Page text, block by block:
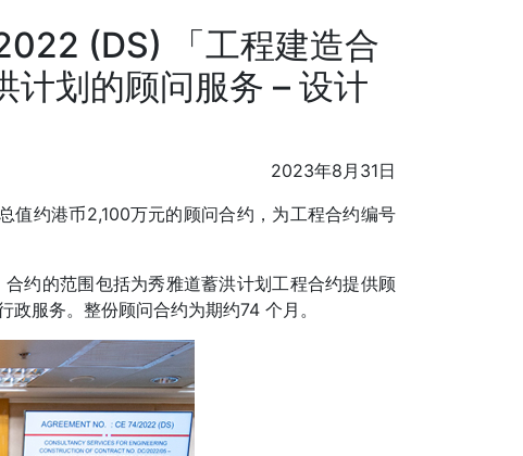
(DS) 「工程建造合
划的顾问服务 – 设计
2023年8月31日
值约港币2,100万元的顾问合约，为工程合约编号
约的范围包括为秀雅道蓄洪计划工程合约提供顾
服务。整份顾问合约为期约74 个月。